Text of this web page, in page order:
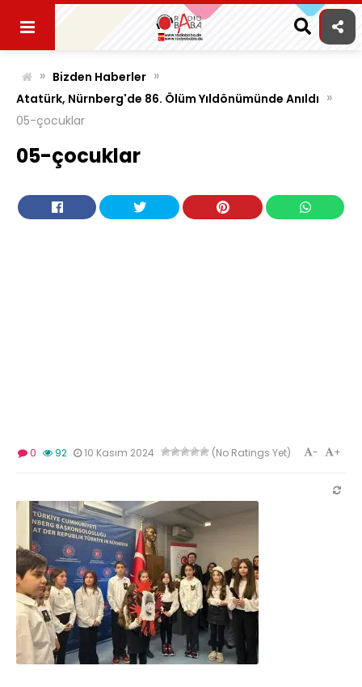
content
» Bizden Haberler »
Atatürk, Nürnberg'de 86. Ölüm Yıldönümünde Anıldı »
05-çocuklar
05-çocuklar
0 92 10 Kasım 2024 (No Ratings Yet) +
-